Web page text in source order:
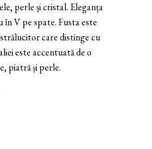
perle și cristal. Eleganța
în V pe spate. Fusta este
care distinge cu
este accentuată de o
piatră și perle.